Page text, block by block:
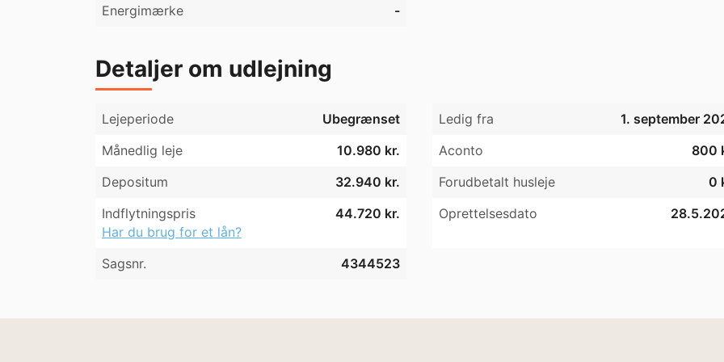
Energimærke
-
Detaljer om udlejning
Lejeperiode Ubegrænset Ledig fra
1. september
Månedlig leje
10.980 kr. Aconto
800
Depositum
32.940 kr. Forudbetalt husleje
0
Indflytningspris
44.720 kr.
Har du brug for et lån?
Oprettelsesdato
Sagsnr. 4344523